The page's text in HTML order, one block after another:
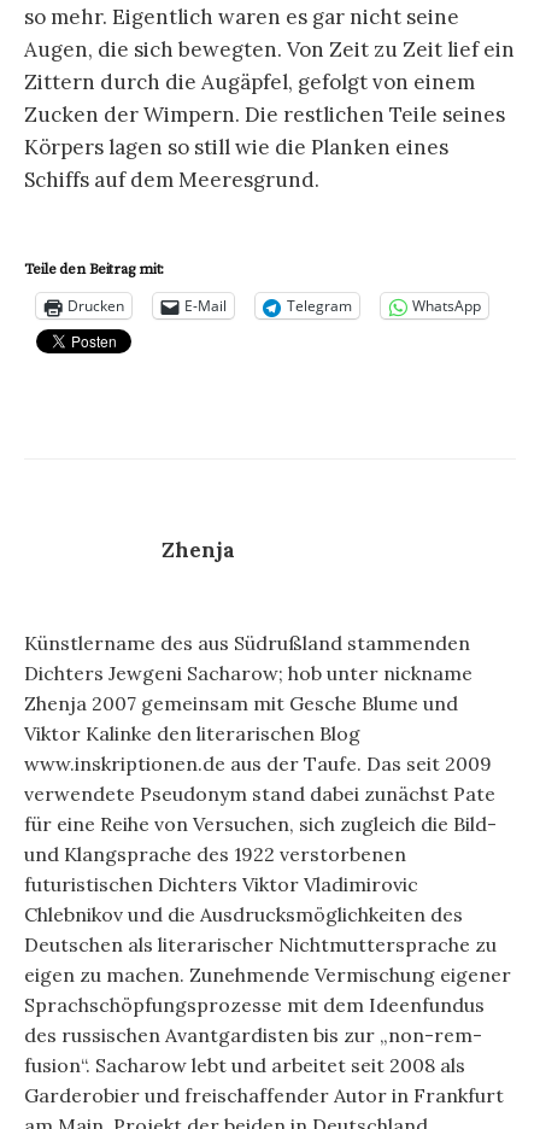
so mehr. Eigentlich waren es gar nicht seine
Augen, die sich bewegten. Von Zeit zu Zeit lief ein
Zittern durch die Augäpfel, gefolgt von einem
Zucken der Wimpern. Die restlichen Teile seines
Körpers lagen so still wie die Planken eines
Schiffs auf dem Meeresgrund.
Teile den Beitrag mit:
Drucken E-Mail Telegram WhatsApp
Zhenja
Künstlername des aus Südrußland stammenden
Dichters Jewgeni Sacharow; hob unter nickname
Zhenja 2007 gemeinsam mit Gesche Blume und
Viktor Kalinke den literarischen Blog
www.inskriptionen.de aus der Taufe. Das seit 2009
verwendete Pseudonym stand dabei zunächst Pate
für eine Reihe von Versuchen, sich zugleich die Bild-
und Klangsprache des 1922 verstorbenen
futuristischen Dichters Viktor Vladimirovic
Chlebnikov und die Ausdrucksmöglichkeiten des
Deutschen als literarischer Nichtmuttersprache zu
eigen zu machen. Zunehmende Vermischung eigener
Sprachschöpfungsprozesse mit dem Ideenfundus
des russischen Avantgardisten bis zur „non-rem-
fusion“. Sacharow lebt und arbeitet seit 2008 als
Garderobier und freischaffender Autor in Frankfurt